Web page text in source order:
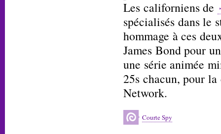
Les californiens de
spécialisés dans le
hommage à ces
James Bond pour
une série animée
25s chacun, pour
Network.
Courte Spy